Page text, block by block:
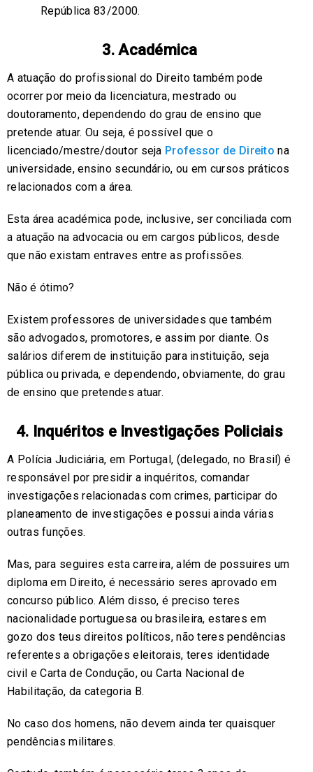
República 83/2000.
3. Académica
A atuação do profissional do Direito também pode
ocorrer por meio da licenciatura, mestrado ou
doutoramento, dependendo do grau de ensino que
pretende atuar. Ou seja, é possível que o
licenciado/mestre/doutor seja Professor de Direito na
universidade, ensino secundário, ou em cursos práticos
relacionados com a área.
Esta área académica pode, inclusive, ser conciliada com
a atuação na advocacia ou em cargos públicos, desde
que não existam entraves entre as profissões.
Não é ótimo?
Existem professores de universidades que também
são advogados, promotores, e assim por diante. Os
salários diferem de instituição para instituição, seja
pública ou privada, e dependendo, obviamente, do grau
de ensino que pretendes atuar.
4. Inquéritos e Investigações Policiais
A Polícia Judiciária, em Portugal, (delegado, no Brasil) é
responsável por presidir a inquéritos, comandar
investigações relacionadas com crimes, participar do
planeamento de investigações e possui ainda várias
outras funções.
Mas, para seguires esta carreira, além de possuires um
diploma em Direito, é necessário seres aprovado em
concurso público. Além disso, é preciso teres
nacionalidade portuguesa ou brasileira, estares em
gozo dos teus direitos políticos, não teres pendências
referentes a obrigações eleitorais, teres identidade
civil e Carta de Condução, ou Carta Nacional de
Habilitação, da categoria B.
No caso dos homens, não devem ainda ter quaisquer
pendências militares.